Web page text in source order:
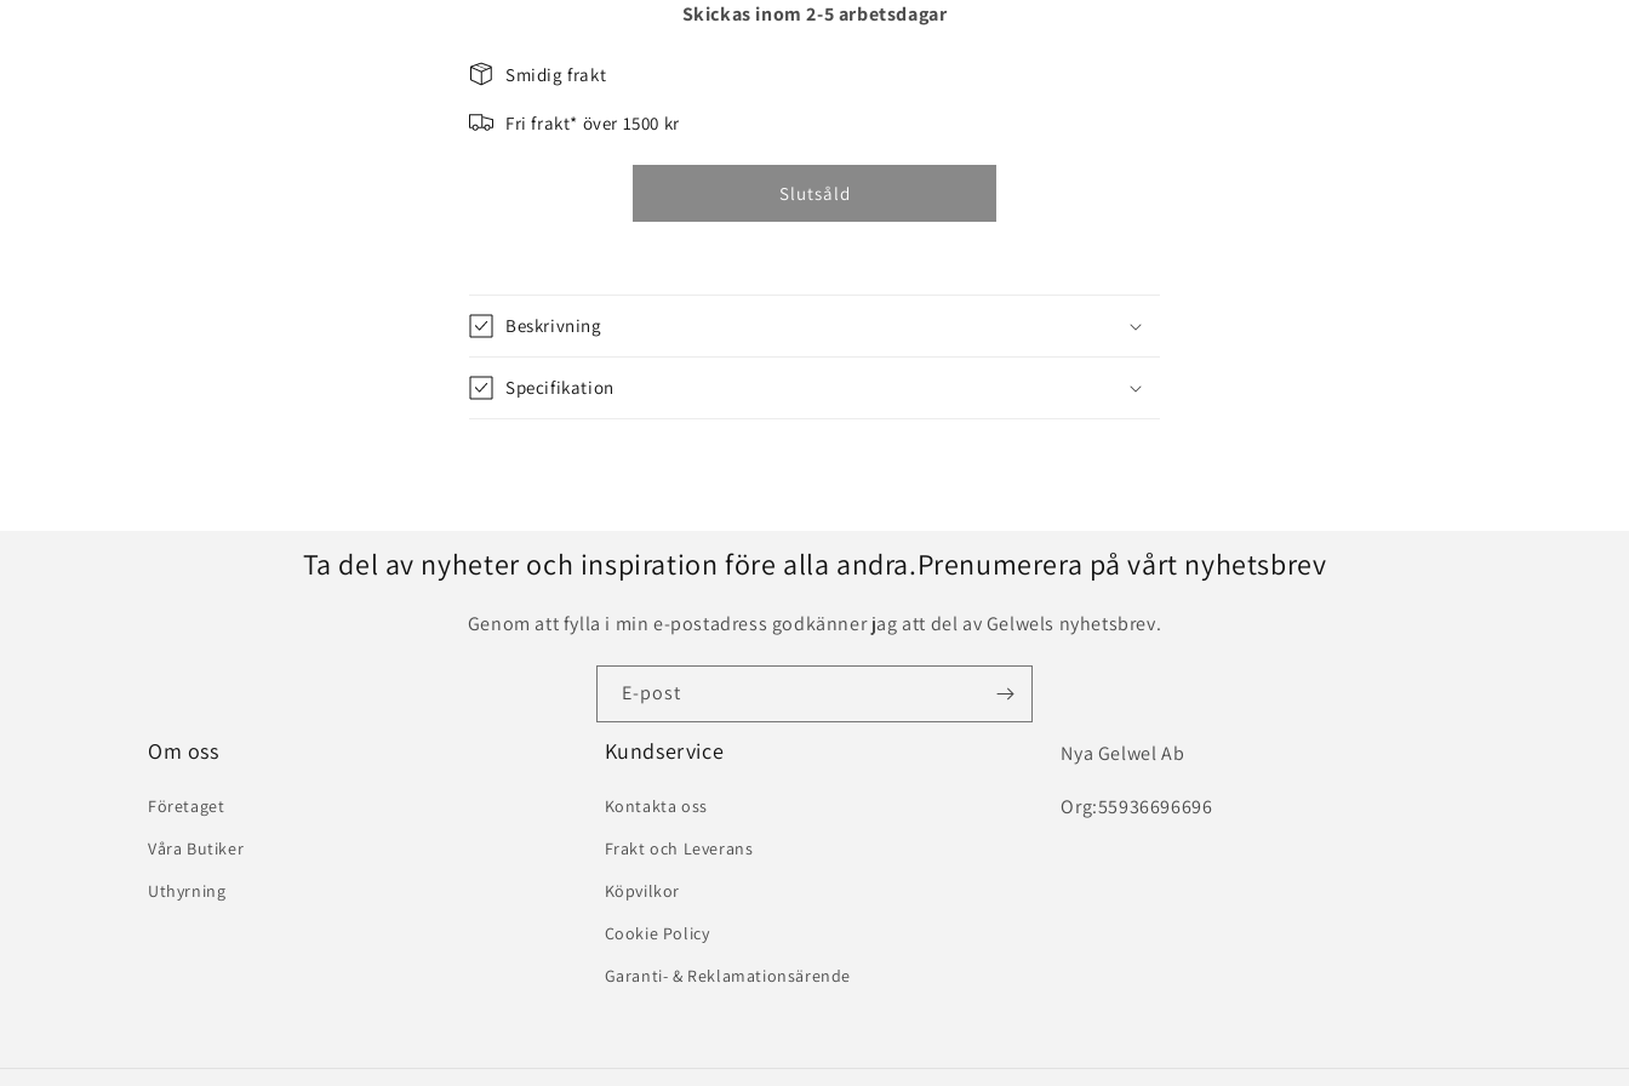
för
för
Skickas inom 2-5 arbetsdagar
Smidig frakt
Fri frakt* över 1500 kr
Slutsåld
Beskrivning
Specifikation
Ta del av nyheter och inspiration före alla andra.Prenumerera på vårt nyhetsbrev
Genom att fylla i min e-postadress godkänner jag att del av Gelwels nyhetsbrev.
E-post
Om oss
Företaget
Våra Butiker
Uthyrning
Kundservice
Kontakta oss
Frakt och Leverans
Köpvilkor
Cookie Policy
Garanti- & Reklamationsärende
Nya Gelwel Ab
Org:55936696696